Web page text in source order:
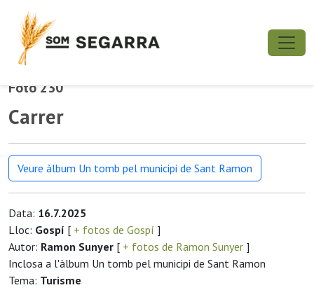
Foto 230
Carrer
Veure àlbum Un tomb pel municipi de Sant Ramon
Data: 16.7.2025
Lloc: Gospí [ + fotos de Gospí ]
Autor: Ramon Sunyer [ + fotos de Ramon Sunyer ]
Inclosa a l'àlbum Un tomb pel municipi de Sant Ramon
Tema: Turisme